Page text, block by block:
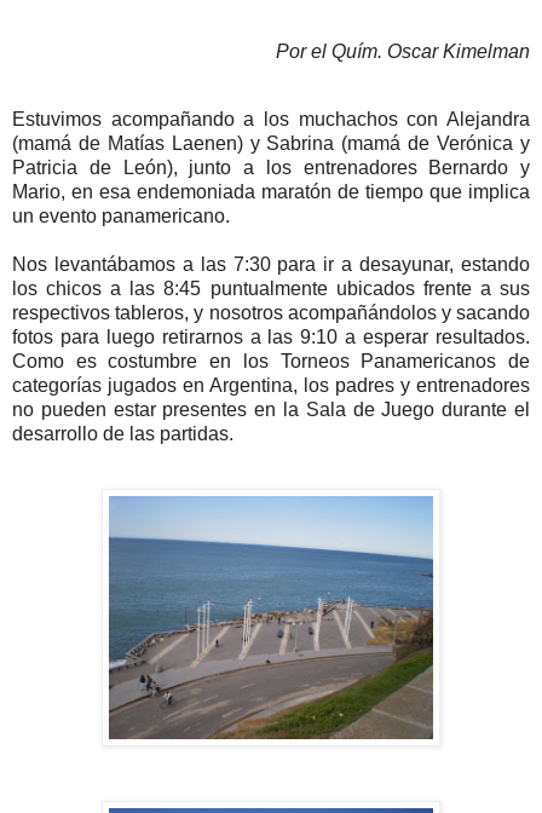
Por el Quím. Oscar Kimelman
Estuvimos acompañando a los muchachos con Alejandra
(mamá de Matías Laenen) y Sabrina (mamá de Verónica y
Patricia de León), junto a los entrenadores Bernardo y
Mario, en esa endemoniada maratón de tiempo que implica
un evento panamericano.
Nos levantábamos a las 7:30 para ir a desayunar, estando
los chicos a las 8:45 puntualmente ubicados frente a sus
respectivos tableros, y nosotros acompañándolos y sacando
fotos para luego retirarnos a las 9:10 a esperar resultados.
Como es costumbre en los Torneos Panamericanos de
categorías jugados en Argentina, los padres y entrenadores
no pueden estar presentes en la Sala de Juego durante el
desarrollo de las partidas.